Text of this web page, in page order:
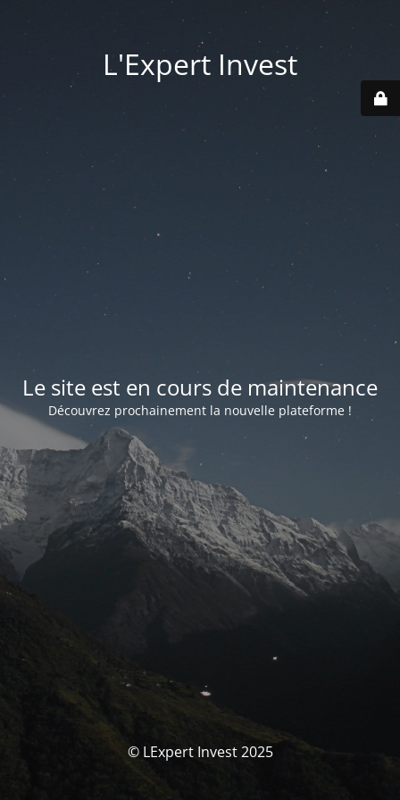
L'Expert Invest
Le site est en cours de maintenance
Découvrez prochainement la nouvelle plateforme !
© LExpert Invest 2025